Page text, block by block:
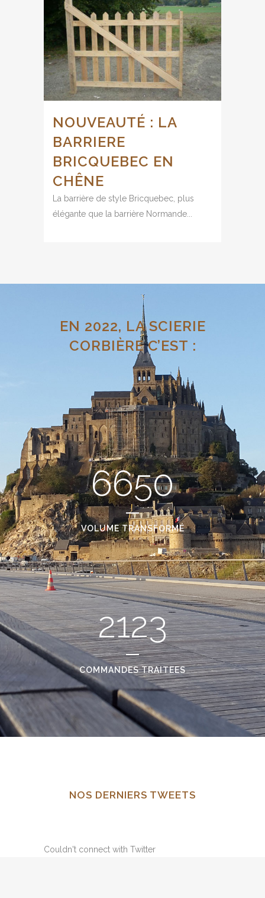
NOUVEAUTÉ : LA
BARRIERE
BRICQUEBEC EN
CHÊNE
La barrière de style Bricquebec, plus
élégante que la barrière Normande...
EN 2022, LA SCIERIE
CORBIÈRE C’EST :
6650
VOLUME TRANSFORMÉ
2123
COMMANDES TRAITEES
NOS DERNIERS TWEETS
Couldn't connect with Twitter